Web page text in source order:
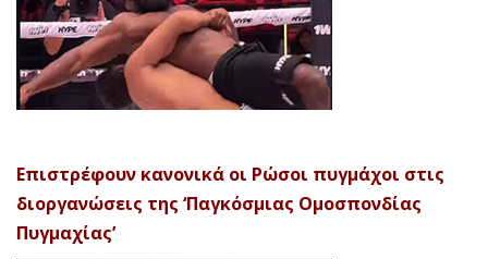
Επιστρέφουν κανονικά οι Ρώσοι πυγμάχοι στις
διοργανώσεις της ‘Παγκόσμιας Ομοσπονδίας
Πυγμαχίας’